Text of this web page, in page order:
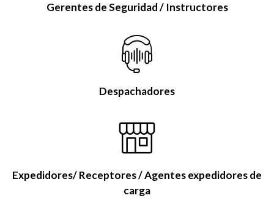
Gerentes de Seguridad / Instructores
Despachadores
Expedidores/ Receptores / Agentes expedidores de
carga